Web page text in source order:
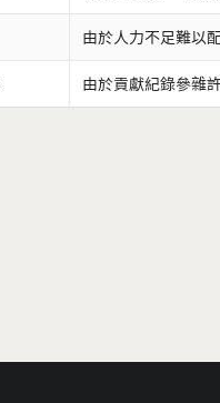
由於人力不足難以
由於貢獻紀錄參雜